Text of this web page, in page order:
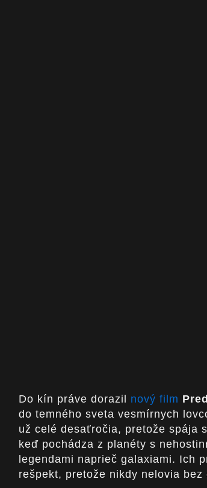
Do kín práve dorazil nový film
do temného sveta vesmírnych
už celé desaťročia, pretože spája
keď pochádza z planéty s
legendami naprieč galaxiami. Ich
rešpekt, pretože nikdy nelovia bez